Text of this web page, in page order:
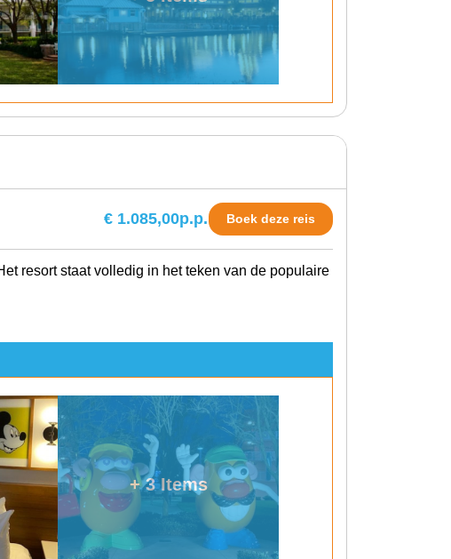
€ 1.085,00p.p. Boek deze reis
resort staat volledig in het teken van de populaire
+ 3 Items